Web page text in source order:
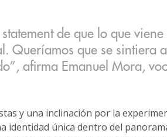
statement de que lo que
Queríamos que se sintiera
afirma Emanuel Mora,
y una inclinación por la
identidad única dentro del